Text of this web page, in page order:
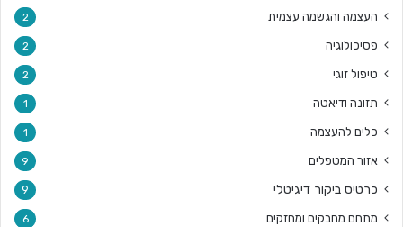
העצמה והגשמה עצמית 2
פסיכולוגיה 2
טיפול זוגי 2
תזונה ודיאטה 1
כלים להעצמה 1
אזור המטפלים 9
כרטיס ביקור דיגיטלי 9
מתחם מחבקים ומחזקים 6